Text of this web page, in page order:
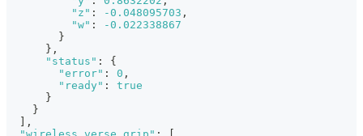
"z" : -0.048095703 ,
"w" :
-0.022338867
}
} ,
"status" :
{
"error" : 0 ,
"ready" :
true
}
}
] ,